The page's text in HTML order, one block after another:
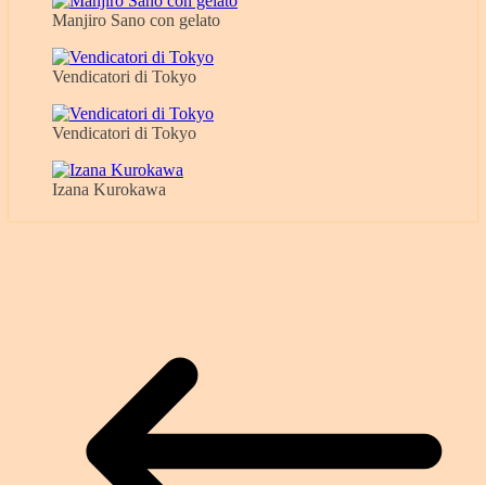
Manjiro Sano con gelato
Vendicatori di Tokyo
Vendicatori di Tokyo
Izana Kurokawa